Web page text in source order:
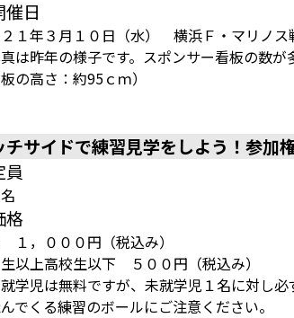
日
２１年３月１０日（水） 横浜Ｆ・マリノ
は昨年の様子です。スポンサー看板の数が
板の高さ：約95ｃｍ）
チサイドで練習見学をしよう！参加
１，０００円（税込み）
以上高校生以下 ５００円（税込み）
学児は無料ですが、未就学児１名に対し必
でくる練習のボールにご注意ください。